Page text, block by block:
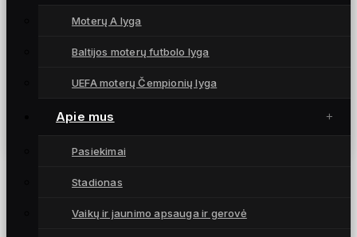
Moterų A lyga
Baltijos moterų futbolo lyga
UEFA moterų Čempionių lyga
Apie mus
Pasiekimai
Stadionas
Vaikų ir jaunimo apsauga ir gerovė
Atrankos turnyro finale pripažintas „Celtic“